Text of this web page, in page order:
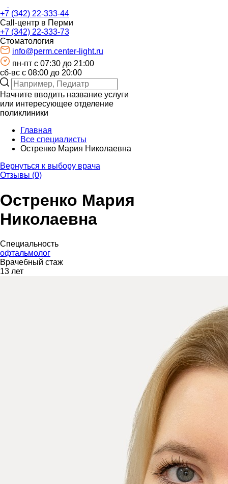
+7 (342) 22-333-44
Call-центр в Перми
+7 (342) 22-333-73
Стоматология
info@perm.center-light.ru
пн-пт c 07:30 до 21:00
сб-вс с 08:00 до 20:00
Начните вводить название услуги
или интересующее отделение
поликлиники
Главная
Все специалисты
Остренко Мария Николаевна
Вернуться к выбору врача
Отзывы (0)
Остренко Мария
Николаевна
Специальность
офтальмолог
Врачебный стаж
13 лет